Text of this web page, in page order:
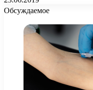
Обсуждаемое